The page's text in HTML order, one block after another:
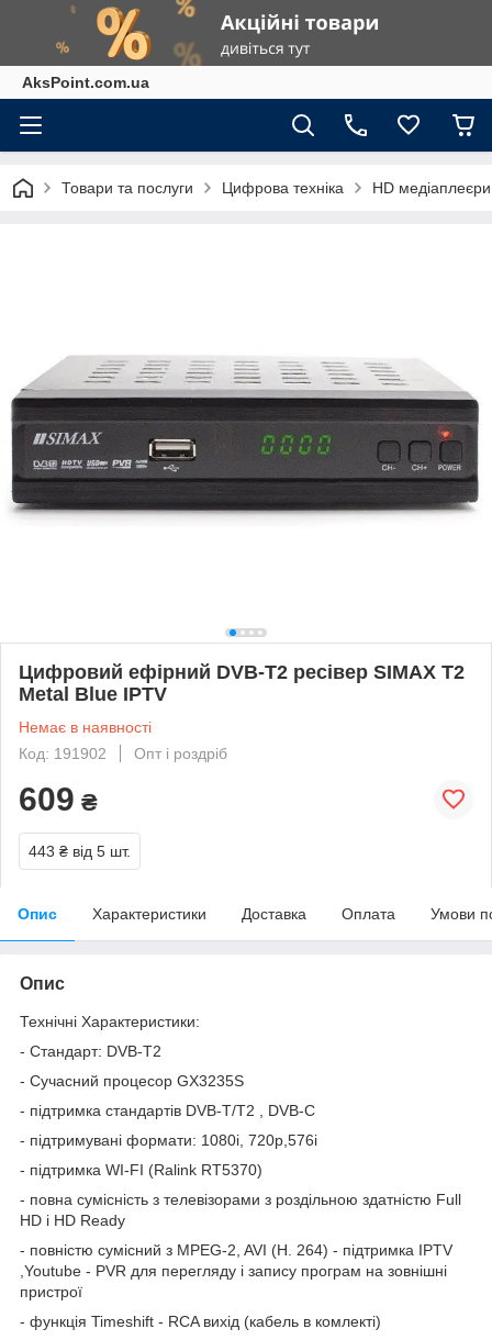
AksPoint.com.ua
Товари та послуги Цифрова техніка HD
Цифровий ефірний DVB-T2 ресівер SIMAX T2
Metal Blue IPTV
Немає в наявності
Код: 191902
Опт і роздріб
609 ₴
443 ₴ від 5 шт.
Опис Характеристики Доставка Оплата Умови
Опис
Технічні Характеристики:
- Стандарт: DVB-T2
- Сучасний процесор GX3235S
- підтримка стандартів DVB-T/T2 , DVB-C
- підтримувані формати: 1080i, 720p,576i
- підтримка WI-FI (Ralink RT5370)
- повна сумісність з телевізорами з роздільною здатністю Full
HD і HD Ready
- повністю сумісний з MPEG-2, AVI (H. 264) - підтримка IPTV
,Youtube - PVR для перегляду і запису програм на зовнішні
пристрої
- функція Timeshift - RCA вихід (кабель в комлекті)